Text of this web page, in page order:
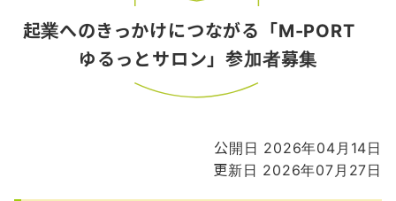
起業へのきっかけにつながる「M-PORT
ゆるっとサロン」参加者募集
公開日 2026年04月14日
更新日 2026年07月27日